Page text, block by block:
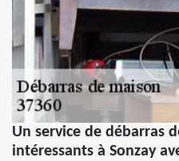
Un service de débarras
intéressants à Sonzay